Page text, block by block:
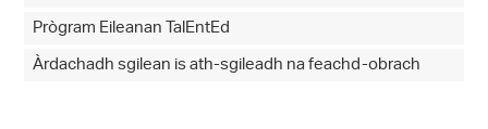
Prògram Eileanan TalEntEd
Àrdachadh sgilean is ath-sgileadh na feachd-obrach